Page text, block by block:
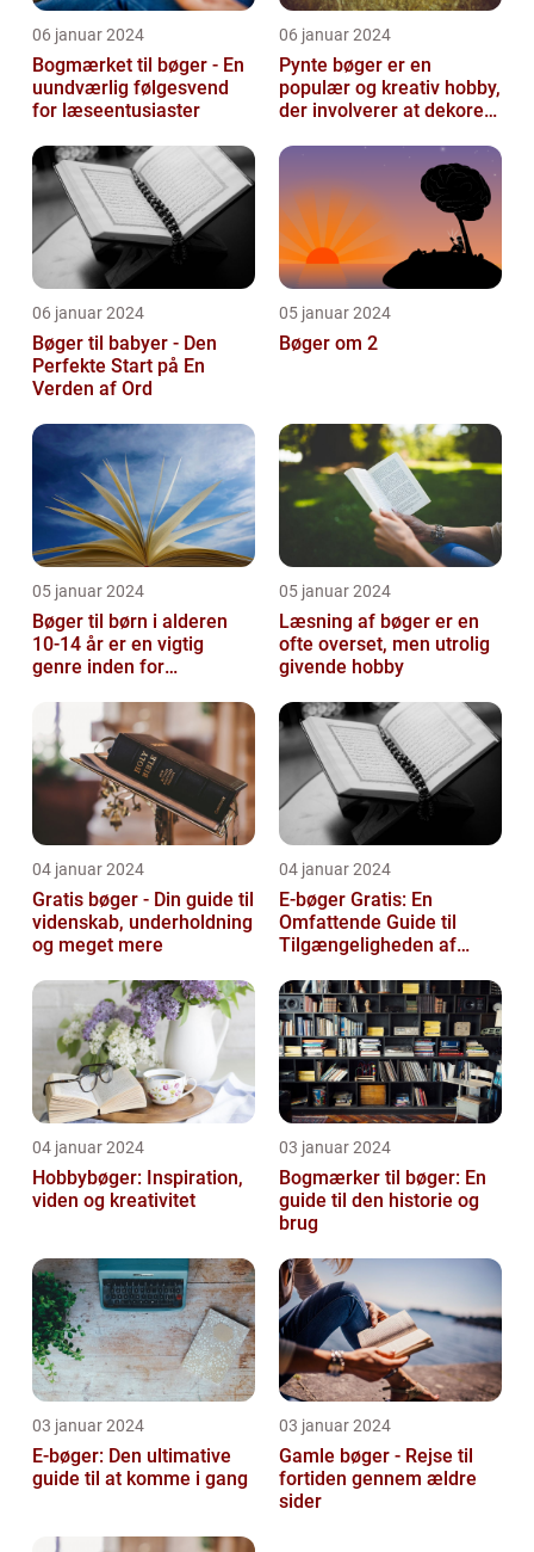
06 januar 2024
Bogmærket til bøger - En
uundværlig følgesvend
for læseentusiaster
06 januar 2024
Pynte bøger er en
populær og kreativ hobby,
der involverer at dekorere
forskellige...
06 januar 2024
Bøger til babyer - Den
Perfekte Start på En
Verden af Ord
05 januar 2024
Bøger om 2
05 januar 2024
Bøger til børn i alderen
10-14 år er en vigtig
genre inden for
afgørend...
05 januar 2024
Læsning af bøger er en
ofte overset, men utrolig
givende hobby
04 januar 2024
Gratis bøger - Din guide til
videnskab, underholdning
og meget mere
04 januar 2024
E-bøger Gratis: En
Omfattende Guide til
Tilgængeligheden af
04 januar 2024
Hobbybøger: Inspiration,
viden og kreativitet
03 januar 2024
Bogmærker til bøger: En
guide til den historie og
brug
03 januar 2024
E-bøger: Den ultimative
guide til at komme i gang
03 januar 2024
Gamle bøger - Rejse til
fortiden gennem ældre
sider